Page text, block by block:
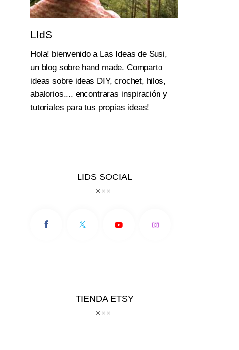
LIdS
Hola! bienvenido a Las Ideas de Susi,
un blog sobre hand made. Comparto
ideas sobre ideas DIY, crochet, hilos,
abalorios.... encontraras inspiración y
tutoriales para tus propias ideas!
LIDS SOCIAL
TIENDA ETSY